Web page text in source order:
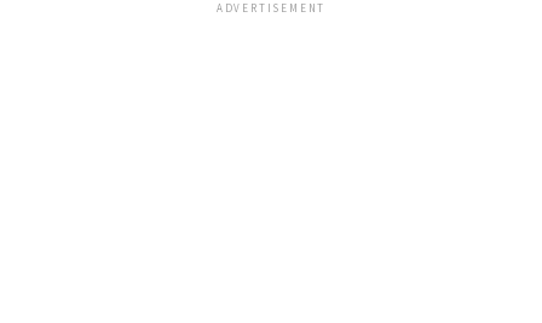
ADVERTISEMENT